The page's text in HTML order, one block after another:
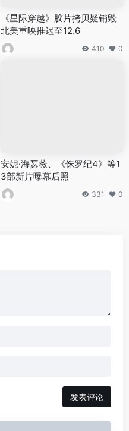
《星际穿越》胶片拷贝疑销毁
北美重映推迟至12.6
410 0
安妮·海瑟薇、《侏罗纪4》等1
3部新片曝幕后照
331 0
发表评论